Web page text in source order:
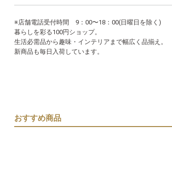
※店舗電話受付時間 9：00〜18：00(日曜日を除く)
暮らしを彩る100円ショップ。
生活必需品から趣味・インテリアまで幅広く品揃え。
新商品も毎日入荷しています。
おすすめ商品